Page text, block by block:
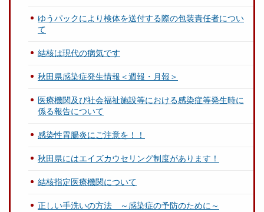
ゆうパックにより検体を送付する際の包装責任者につい
て
結核は現代の病気です
秋田県感染症発生情報＜週報・月報＞
医療機関及び社会福祉施設等における感染症等発生時に
係る報告について
感染性胃腸炎にご注意を！！
秋田県にはエイズカウセリング制度があります！
結核指定医療機関について
正しい手洗いの方法 ～感染症の予防のために～